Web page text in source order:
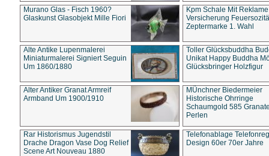
Murano Glas - Fisch 1960?
Glaskunst Glasobjekt Mille Fiori
Kpm Schale Mit Reklame
Versicherung
Zeptermarke 1. Wahl
Alte Antike Lupenmalerei
Miniaturmalerei Signiert Seguin
Um 1860/1880
Toller Glücksbuddha
Unikat Happy Buddha
Glücksbringer Holzfigur
Alter Antiker Granat Armreif
Armband Um 1900/1910
MÜnchner Biedermeier
Historische Ohrringe
Schaumgold 585
Perlen
Rar Historismus Jugendstil
Drache Dragon Vase Dog Relief
Scene Art Nouveau 1880
Telefonablage
Design 60er 70er Jahre